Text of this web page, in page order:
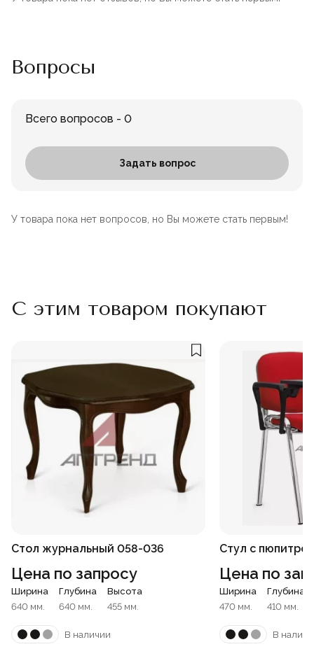
Вопросы
Всего вопросов - 0
Задать вопрос
У товара пока нет вопросов, но Вы можете стать первым!
С этим товаром покупают
Стол журнальный 058-036
Цена по запросу
Ширина
640 мм.
Глубина
640 мм.
Высота
455 мм.
В наличии
Стул с
Цена по
Ширина
470 мм.
Глубина
410 мм.
В